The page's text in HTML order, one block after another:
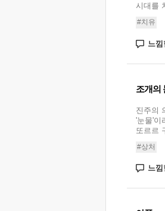
시대를
#치유
느낌
조개의
진주의
'눈물'이
또르르
#상처
느낌